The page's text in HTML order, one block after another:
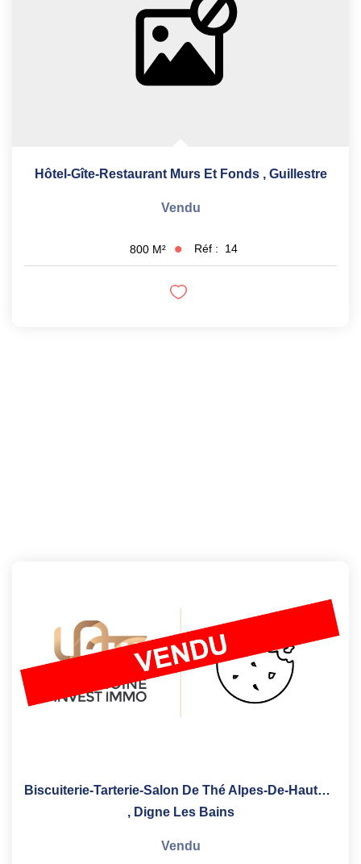
Hôtel-Gîte-Restaurant Murs Et Fonds , Guillestre
Vendu
800 M² Réf : 14
Biscuiterie-Tarterie-Salon De Thé Alpes-De-Haute-Provence
, Digne Les Bains
Vendu